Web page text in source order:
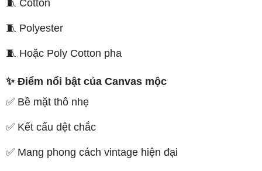
🧵 Cotton
🧵 Polyester
🧵 Hoặc Poly Cotton pha
✨ Điểm nổi bật của Canvas mộc
✅ Bề mặt thô nhẹ
✅ Kết cấu dệt chắc
✅ Mang phong cách vintage hiện đại